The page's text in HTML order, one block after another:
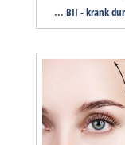
... BII - krank